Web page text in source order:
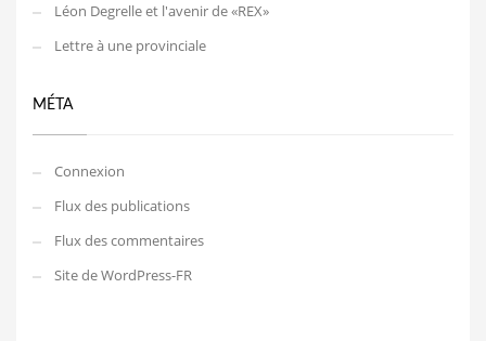
Léon Degrelle et l'avenir de «REX»
Lettre à une provinciale
MÉTA
Connexion
Flux des publications
Flux des commentaires
Site de WordPress-FR